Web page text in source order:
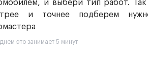
и выбери тип работ.
и точнее подберем
это занимает 5 минут